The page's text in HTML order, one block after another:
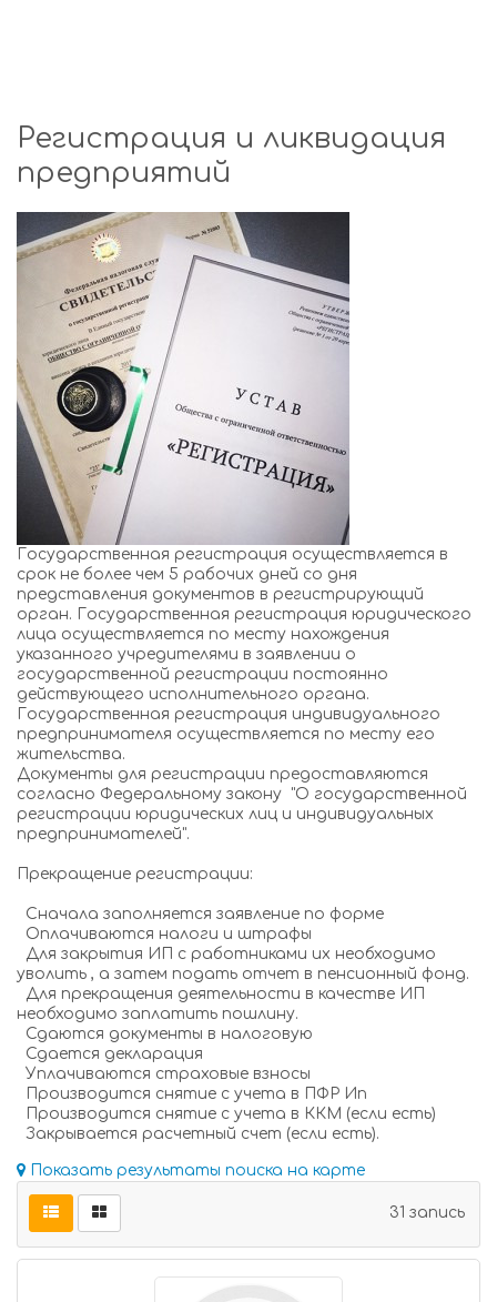
Регистрация и ликвидация
предприятий
Государственная регистрация осуществляется в
срок не более чем 5 рабочих дней со дня
представления документов в регистрирующий
орган. Государственная регистрация юридического
лица осуществляется по месту нахождения
указанного учредителями в заявлении о
государственной регистрации постоянно
действующего исполнительного органа.
Государственная регистрация индивидуального
предпринимателя осуществляется по месту его
жительства.
Документы для регистрации предоставляются
согласно Федеральному закону "О государственной
регистрации юридических лиц и индивидуальных
предпринимателей".
Прекращение регистрации:
Сначала заполняется заявление по форме
Оплачиваются налоги и штрафы
Для закрытия ИП с работниками их необходимо
уволить , а затем подать отчет в пенсионный фонд.
Для прекращения деятельности в качестве ИП
необходимо заплатить пошлину.
Сдаются документы в налоговую
Сдается декларация
Уплачиваются страховые взносы
Производится снятие с учета в ПФР Ип
Производится снятие с учета в ККМ (если есть)
Закрывается расчетный счет (если есть).
Показать результаты поиска на карте
31 запись